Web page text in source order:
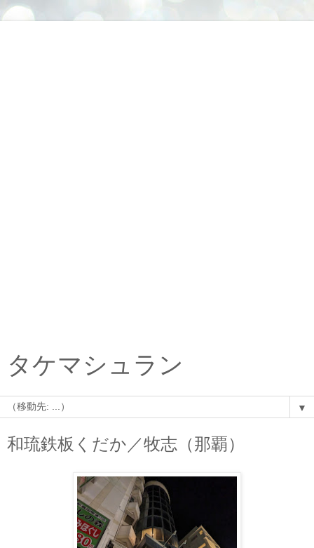
タケマシュラン
▼
和琉鉄板くだか／牧志（那覇）